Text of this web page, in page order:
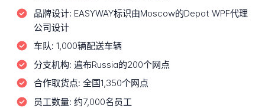
品牌设计: EASYWAY标识由Moscow的Depot WPF代理
公司设计
车队: 1,000辆配送车辆
分支机构: 遍布Russia的200个网点
合作取货点: 全国1,350个网点
员工数量: 约7,000名员工